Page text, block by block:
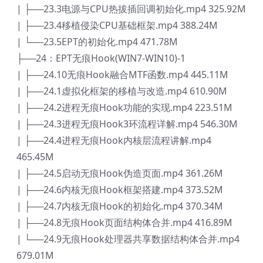
| ├──23.3电源与CPU热拔插回调初始化.mp4 325.92M
| ├──23.4移植侵染CPU基础框架.mp4 388.24M
| └──23.5EPT的初始化.mp4 471.78M
├──24：EPT无痕Hook(WIN7-WIN10)-1
| ├──24.10无痕Hook融合MTF函数.mp4 445.11M
| ├──24.1虚拟化框架的移植与改造.mp4 610.90M
| ├──24.2进程无痕Hook功能的实现.mp4 223.51M
| ├──24.3进程无痕Hook3环流程详解.mp4 546.30M
| ├──24.4进程无痕Hook内核层流程讲解.mp4
465.45M
| ├──24.5启动无痕Hook伪造页面.mp4 361.26M
| ├──24.6内核无痕Hook框架搭建.mp4 373.52M
| ├──24.7内核无痕Hook的初始化.mp4 370.34M
| ├──24.8无痕Hook页面结构体合并.mp4 416.89M
| └──24.9无痕Hook处理器共享数据结构体合并.mp4
679.01M